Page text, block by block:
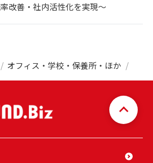
改善・社内活性化を実現～
オフィス・学校・保養所・ほか